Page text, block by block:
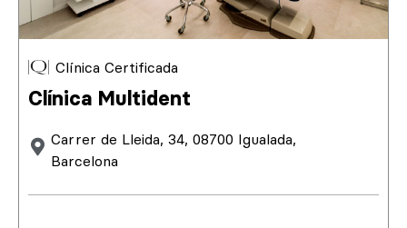
Clínica Certificada
Clínica Multident
Carrer de Lleida, 34, 08700 Igualada,
Barcelona